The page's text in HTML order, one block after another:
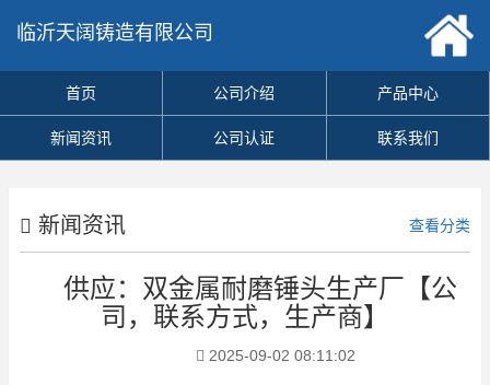
临沂天阔铸造有限公司
首页 公司介绍 产品中心
新闻资讯 公司认证 联系我们
新闻资讯 查看分类
供应：双金属耐磨锤头生产厂【公
司，联系方式，生产商】
2025-09-02 08:11:02